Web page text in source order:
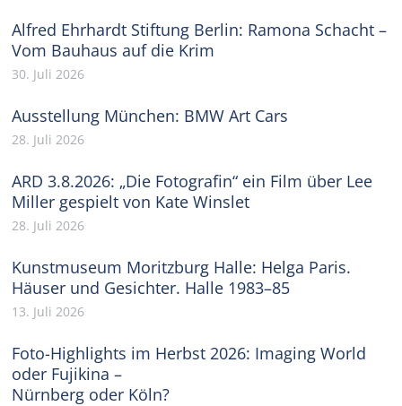
Alfred Ehrhardt Stiftung Berlin: Ramona Schacht –
Vom Bauhaus auf die Krim
30. Juli 2026
Ausstellung München: BMW Art Cars
28. Juli 2026
ARD 3.8.2026: „Die Fotografin“ ein Film über Lee
Miller gespielt von Kate Winslet
28. Juli 2026
Kunstmuseum Moritzburg Halle: Helga Paris.
Häuser und Gesichter. Halle 1983–85
13. Juli 2026
Foto-Highlights im Herbst 2026: Imaging World
oder Fujikina –
Nürnberg oder Köln?